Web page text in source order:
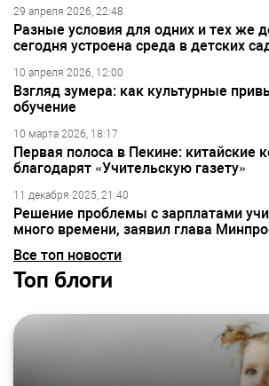
29 апреля 2026, 22:48
Разные условия для одних и тех же
сегодня устроена среда в детских
10 апреля 2026, 12:00
Взгляд зумера: как культурные
обучение
10 марта 2026, 18:17
Первая полоса в Пекине: китайские
благодарят «Учительскую газету»
11 декабря 2025, 21:40
Решение проблемы с зарплатами
много времени, заявил глава
Все топ новости
Топ блоги